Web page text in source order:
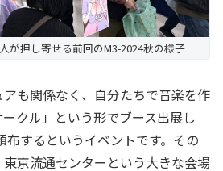
が押し寄せる前回のM3-2024秋の様子
も関係なく、自分たちで音楽を作
クル」という形でブース出展し
布するというイベントです。その
京流通センターという大きな会場